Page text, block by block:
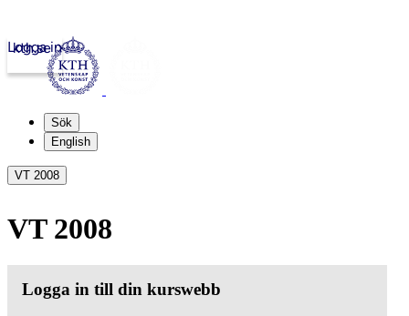
kth.se
Logga in
Sök
English
VT 2008
VT 2008
Logga in till din kurswebb